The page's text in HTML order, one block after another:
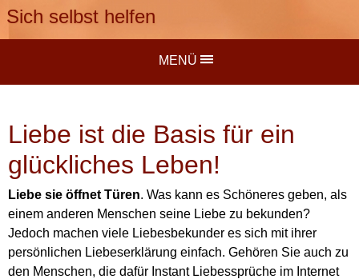
Sich selbst helfen
MENÜ
Liebe ist die Basis für ein
glückliches Leben!
Liebe sie öffnet Türen. Was kann es Schöneres geben, als
einem anderen Menschen seine Liebe zu bekunden?
Jedoch machen viele Liebesbekunder es sich mit ihrer
persönlichen Liebeserklärung einfach. Gehören Sie auch zu
den Menschen, die dafür Instant Liebessprüche im Internet